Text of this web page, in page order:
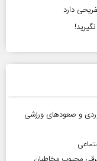
دارد
و صعودهای ورزشی